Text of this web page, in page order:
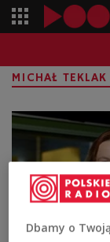
MICHAŁ TEKLAK
Dbamy o